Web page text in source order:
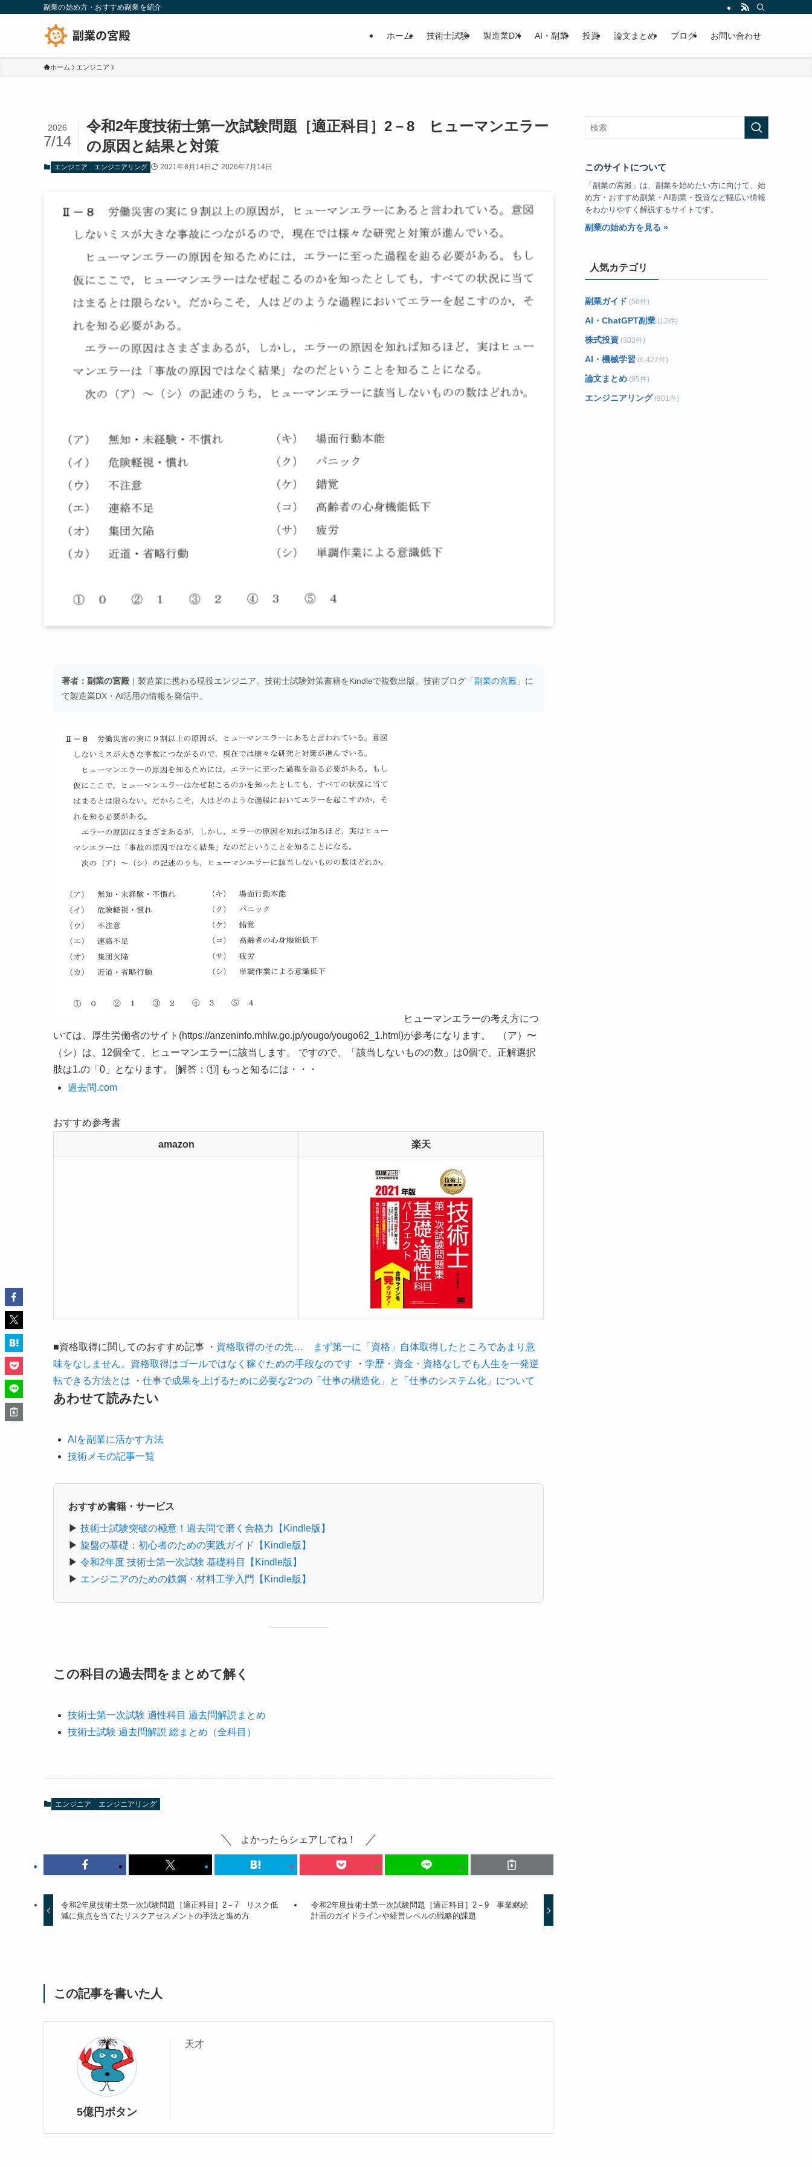
副業の始め方・おすすめ副業を紹介
ホーム 技術士試験 製造業DX AI・副業 投資 論文まとめ ブログ お問い合わせ
ホーム エンジニア
令和2年度技術士第一次試験問題［適正科目］2－8 ヒューマンエラー
の原因と結果と対策
2026
7/14
エンジニア エンジニアリング 2021年8月14日 2026年7月14日
著者：副業の宮殿 ｜製造業に携わる現役エンジニア。技術士試験対策書籍をKindleで複数出版。技術ブログ「副業の宮殿 」に
て製造業DX・AI活用の情報を発信中。
ヒューマンエラーの考え方につ
いては、厚生労働省のサイト(https://anzeninfo.mhlw.go.jp/yougo/yougo62_1.html)が参考になります。 （ア）〜
（シ）は、12個全て、ヒューマンエラーに該当します。 ですので、「該当しないものの数」は0個で、正解選択
肢は1.の「0」となります。 [解答：①] もっと知るには・・・
過去問.com
おすすめ参考書
amazon 楽天
■資格取得に関してのおすすめ記事 ・ 資格取得のその先… まず第一に「資格」自体取得したところであまり意
味をなしません。資格取得はゴールではなく稼ぐための手段なのです
・ 学歴・資金・資格なしでも人生を一発逆
転できる方法とは
・ 仕事で成果を上げるために必要な2つの「仕事の構造化」と「仕事のシステム化」について
あわせて読みたい
AIを副業に活かす方法
技術メモの記事一覧
おすすめ書籍・サービス
▶ 技術士試験突破の極意！過去問で磨く合格力【Kindle版】
▶ 旋盤の基礎：初心者のための実践ガイド【Kindle版】
▶ 令和2年度 技術士第一次試験 基礎科目【Kindle版】
▶ エンジニアのための鉄鋼・材料工学入門【Kindle版】
この科目の過去問をまとめて解く
技術士第一次試験 適性科目 過去問解説まとめ
技術士試験 過去問解説 総まとめ（全科目）
エンジニア エンジニアリング
よかったらシェアしてね！
令和2年度技術士第一次試験問題［適正科目］2－7 リスク低
減に焦点を当てたリスクアセスメントの手法と進め方
令和2年度技術士第一次試験問題［適正科目］2－9 事業継続
計画のガイドラインや経営レベルの戦略的課題
この記事を書いた人
5億円ボタン
天才
このサイトについて
「副業の宮殿」は、副業を始めたい方に向けて、始
め方・おすすめ副業・AI副業・投資など幅広い情報
をわかりやすく解説するサイトです。
副業の始め方を見る »
人気カテゴリ
副業ガイド (56件)
AI・ChatGPT副業 (12件)
株式投資 (303件)
AI・機械学習 (6,427件)
論文まとめ (95件)
エンジニアリング (901件)